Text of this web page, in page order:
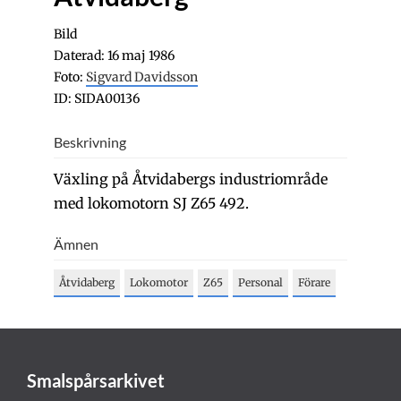
Bild
Daterad: 16 maj 1986
Foto: Sigvard Davidsson
ID: SIDA00136
Beskrivning
Växling på Åtvidabergs industriområde
med lokomotorn SJ Z65 492.
Ämnen
Åtvidaberg Lokomotor Z65 Personal Förare
Smalspårsarkivet